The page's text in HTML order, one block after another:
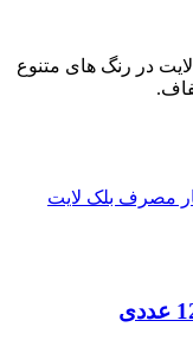
در رنگ های متنوع